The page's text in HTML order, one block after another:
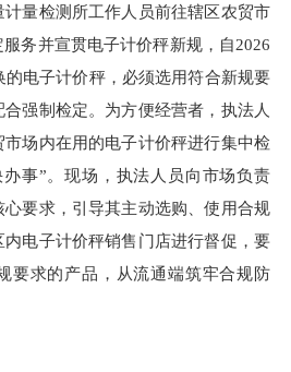
量检测所工作人员前往辖区农贸市
务并宣贯电子计价秤新规，自2026
电子计价秤，必须选用符合新规要
强制检定。为方便经营者，执法人
市场内在用的电子计价秤进行集中检
事”。现场，执法人员向市场负责
心要求，引导其主动选购、使用合规
电子计价秤销售门店进行督促，要
要求的产品，从流通端筑牢合规防